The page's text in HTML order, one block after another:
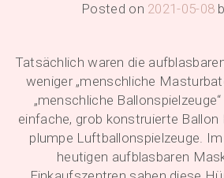
Posted on 2021-05-08
Tatsächlich waren die
weniger „menschliche
„menschliche
einfache, grob konstruierte Ballon
plumpe Luftballonspielzeuge.
heutigen aufblasbaren